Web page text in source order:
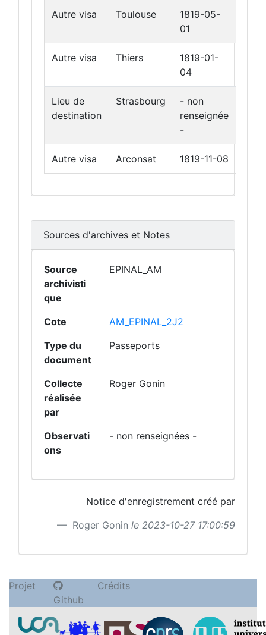
Autre visa Toulouse
1819-05-
01
Autre visa Thiers
1819-01-
04
Lieu de
destination
Strasbourg
- non
renseignée
-
Autre visa Arconsat 1819-11-08
Sources d'archives et Notes
Source
archivisti
que
EPINAL_AM
Cote
AM_EPINAL_2J2
Type du
document
Passeports
Collecte
réalisée
par
Roger Gonin
Observati
ons
- non renseignées -
Notice d'enregistrement créé par
Roger Gonin le 2023-10-27 17:00:59
Projet
Github
Crédits